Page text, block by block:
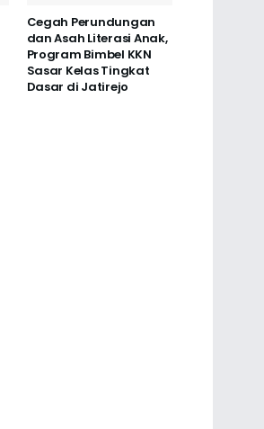
Cegah Perundungan
dan Asah Literasi Anak,
Program Bimbel KKN
Sasar Kelas Tingkat
Dasar di Jatirejo